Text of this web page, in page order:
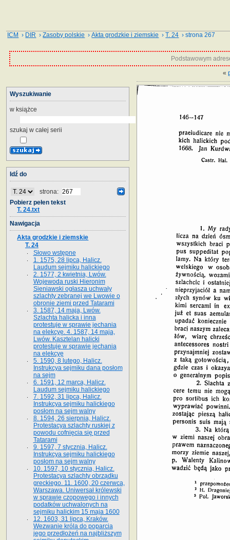
ICM › DIR ›Zasoby polskie ›Akta grodzkie i ziemskie ›T. 24 › strona 267
Podstawowym
«
Wyszukiwanie
w książce
szukaj w całej serii
Idź do
strona:
Pobierz pełen tekst
T. 24.txt
Nawigacja
Akta grodzkie i ziemskie
T. 24
Słowo wstępne
1. 1575, 28 lipca, Halicz.
Laudum sejmiku halickiego
2. 1577, 2 kwietnia, Lwów.
Wojewoda ruski Hieronim
Sieniawski ogłasza uchwały
szlachty zebranej we Lwowie o
obronie ziemi przed Tatarami
3. 1587, 14 maja, Lwów.
Szlachta halicka i inna
protestuje w sprawie jechania
na elekcyę. 4. 1587, 14 maja,
Lwów. Kasztelan halicki
protestuje w sprawie jechania
na elekcyę
5. 1590, 8 lutego, Halicz.
Instrukcya sejmiku dana posłom
na sejm
6. 1591, 12 marca, Halicz.
Laudum sejmiku halickiego
7. 1592, 31 lipca, Halicz.
Instrukcya sejmiku halickiego
posłom na sejm walny
8. 1594, 26 sierpnia, Halicz.
Protestacya szlachty ruskiej z
powodu cofnięcia się przed
Tatarami
9. 1597, 7 stycznia, Halicz.
Instrukcya sejmiku halickiego
posłom na sejm walny
10. 1597, 10 stycznia, Halicz.
Protestacya szlachty obrządku
greckiego. 11. 1600, 20 czerwca,
Warszawa. Uniwersał królewski
w sprawie czopowego i innych
podatków uchwalonych na
sejmiku halickim 15 maja 1600
12. 1603, 31 lipca, Kraków.
Wezwanie króla do poparcia
jego przedłożeń na najbliższym